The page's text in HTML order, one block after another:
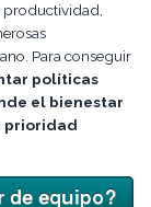
productividad,
Para conseguir
políticas
el bienestar
prioridad